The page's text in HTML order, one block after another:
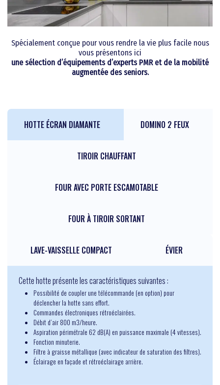
Spécialement conçue pour vous rendre la vie plus facile nous
vous présentons ici
une sélection d’équipements d’experts PMR et de la mobilité
augmentée des seniors.
HOTTE ÉCRAN DIAMANTE DOMINO 2 FEUX
TIROIR CHAUFFANT
FOUR AVEC PORTE ESCAMOTABLE
FOUR À TIROIR SORTANT
LAVE-VAISSELLE COMPACT ÉVIER
Cette hotte présente les caractéristiques suivantes :
Possibilité de coupler une télécommande (en option) pour
déclencher la hotte sans effort.
Commandes électroniques rétroéclairées.
Débit d’air 800 m3/heure.
Aspiration périmétrale 62 dB(A) en puissance maximale (4 vitesses).
Fonction minuterie.
Filtre à graisse métallique (avec indicateur de saturation des filtres).
Éclairage en façade et rétroéclairage arrière.